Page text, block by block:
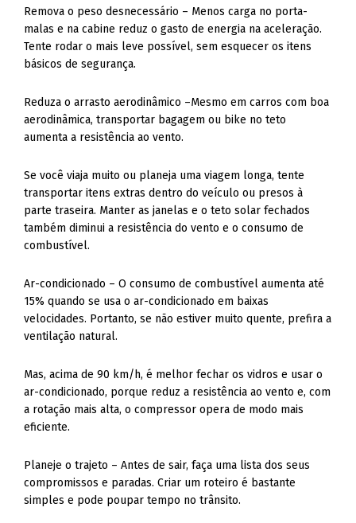
Remova o peso desnecessário – Menos carga no porta-
malas e na cabine reduz o gasto de energia na aceleração.
Tente rodar o mais leve possível, sem esquecer os itens
básicos de segurança.
Reduza o arrasto aerodinâmico –Mesmo em carros com boa
aerodinâmica, transportar bagagem ou bike no teto
aumenta a resistência ao vento.
Se você viaja muito ou planeja uma viagem longa, tente
transportar itens extras dentro do veículo ou presos à
parte traseira. Manter as janelas e o teto solar fechados
também diminui a resistência do vento e o consumo de
combustível.
Ar-condicionado – O consumo de combustível aumenta até
15% quando se usa o ar-condicionado em baixas
velocidades. Portanto, se não estiver muito quente, prefira a
ventilação natural.
Mas, acima de 90 km/h, é melhor fechar os vidros e usar o
ar-condicionado, porque reduz a resistência ao vento e, com
a rotação mais alta, o compressor opera de modo mais
eficiente.
Planeje o trajeto – Antes de sair, faça uma lista dos seus
compromissos e paradas. Criar um roteiro é bastante
simples e pode poupar tempo no trânsito.